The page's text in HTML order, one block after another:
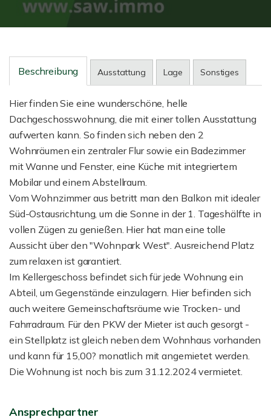
Beschreibung Ausstattung Lage Sonstiges
Hier finden Sie eine wunderschöne, helle
Dachgeschosswohnung, die mit einer tollen Ausstattung
aufwerten kann. So finden sich neben den 2
Wohnräumen ein zentraler Flur sowie ein Badezimmer
mit Wanne und Fenster, eine Küche mit integriertem
Mobilar und einem Abstellraum.
Vom Wohnzimmer aus betritt man den Balkon mit idealer
Süd-Ostausrichtung, um die Sonne in der 1. Tageshälfte in
vollen Zügen zu genießen. Hier hat man eine tolle
Aussicht über den "Wohnpark West". Ausreichend Platz
zum relaxen ist garantiert.
Im Kellergeschoss befindet sich für jede Wohnung ein
Abteil, um Gegenstände einzulagern. Hier befinden sich
auch weitere Gemeinschaftsräume wie Trocken- und
Fahrradraum. Für den PKW der Mieter ist auch gesorgt -
ein Stellplatz ist gleich neben dem Wohnhaus vorhanden
und kann für 15,00? monatlich mit angemietet werden.
Die Wohnung ist noch bis zum 31.12.2024 vermietet.
Ansprechpartner